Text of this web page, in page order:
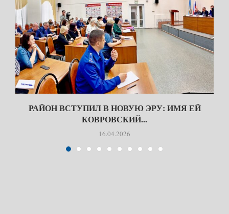
РАЙОН ВСТУПИЛ В НОВУЮ ЭРУ: ИМЯ ЕЙ
КОВРОВСКИЙ...
16.04.2026